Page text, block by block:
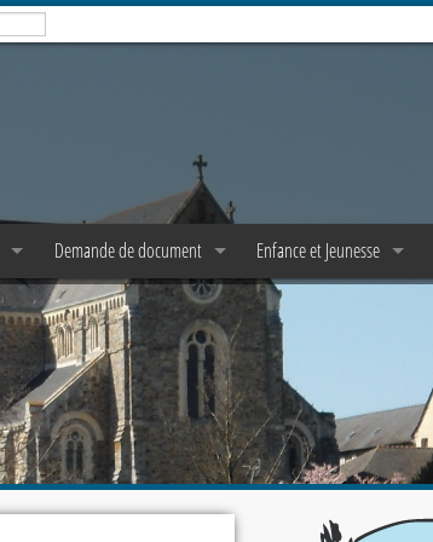
Demande de document
Copie d’acte de baptême
Enfance et Jeunesse
Enfance
Pasto Jeunes et Epha✝a
M.E.J. et Scoutisme